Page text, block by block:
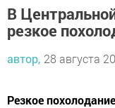
В
резкое
автор, 28 августа
Резкое